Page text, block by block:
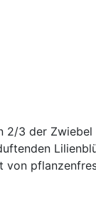
2/3 der